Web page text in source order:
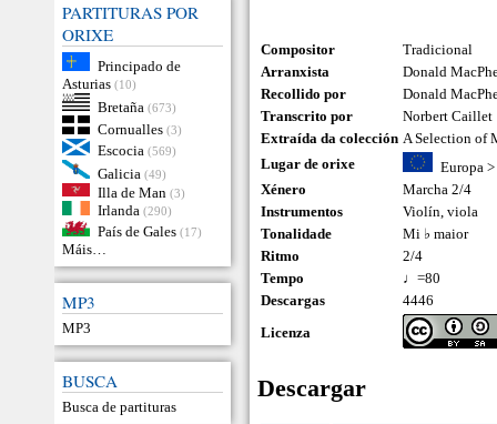
PARTITURAS POR
ORIXE
Principado de
Asturias (10)
Bretaña (673)
Cornualles (3)
Escocia (569)
Galicia (49)
Illa de Man (3)
Irlanda (290)
País de Gales (17)
Máis…
MP3
MP3
BUSCA
Busca de partituras
Compositor
Tradicional
Arranxista
Donald
Recollido por
Donald
Transcrito por
Norbert Caillet
Extraída da colección A Selection of
Lugar de orixe
Europa>
Xénero
Marcha 2/4
Instrumentos
Violín,viola
Tonalidade
Mi ♭ maior
Ritmo
2/4
Tempo
♩=80
Descargas
4446
Licenza
Descargar